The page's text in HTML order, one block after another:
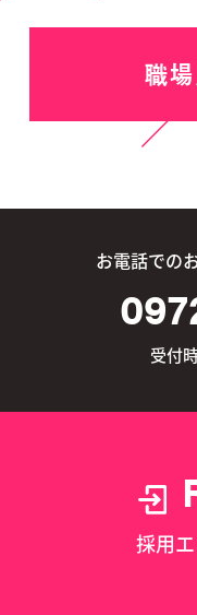
職
お電話での
受付
採用